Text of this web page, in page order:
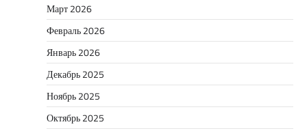
Март 2026
Февраль 2026
Январь 2026
Декабрь 2025
Ноябрь 2025
Октябрь 2025